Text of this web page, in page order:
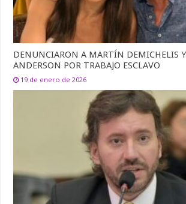
DENUNCIARON A MARTÍN DEMICHELIS
ANDERSON POR TRABAJO ESCLAVO
19 de enero de 2026